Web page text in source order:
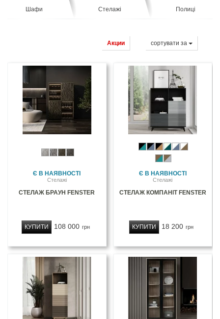
Шафи Стелажі Полиці
сортувати за
Акции
Є В НАЯВНОСТІ
Стелажі
СТЕЛАЖ БРАУН FENSTER
108 000 грн
КУПИТИ
Є В НАЯВНОСТІ
Стелажі
СТЕЛАЖ КОМПАНІТ FENSTER
18 200 грн
КУПИТИ